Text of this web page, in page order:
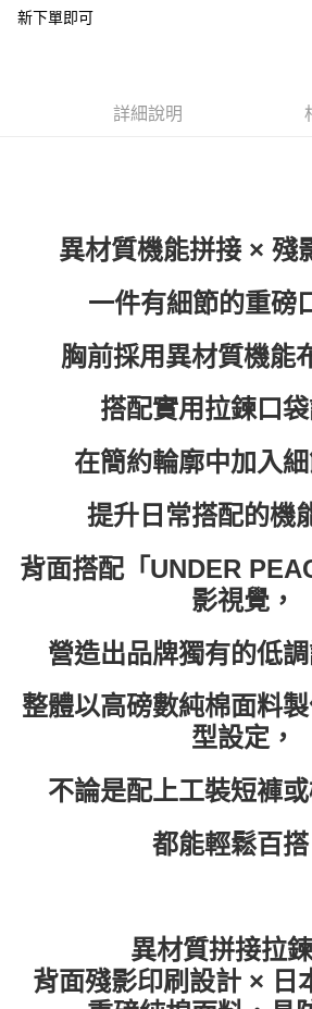
悠遊付
每筆NT$60，滿NT$399(含以上)免運費
每筆NT$60，滿NT$399(含以上)免運費
付款後7-11取貨
順豐快遞宅配
每筆NT$150，滿NT$6,000(含以上)免運費
新下單即可
詳細說明
異材質機能拼接 × 殘
一件有細節的重磅
胸前採用異材質機能
搭配實用拉鍊口袋
在簡約輪廓中加入細
提升日常搭配的機
背面搭配「UNDER
影視覺，
營造出品牌獨有的低調
整體以高磅數純棉面料
型設定，
不論是配上工裝短褲或
都能輕鬆百搭
異材質拼接拉
背面殘影印刷設計 × 日